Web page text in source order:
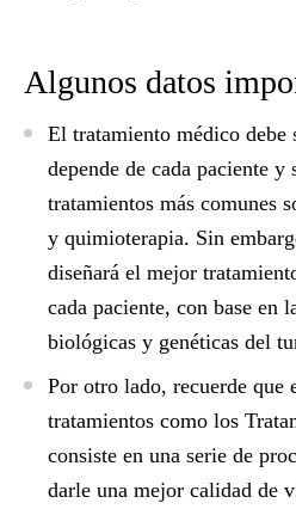
Algunos datos
El tratamiento médico debe
depende de cada paciente
tratamientos más comunes
y quimioterapia. Sin
diseñará el mejor
cada paciente, con base en
biológicas y genéticas del
Por otro lado, recuerde que
tratamientos como los
consiste en una serie de
darle una mejor calidad de